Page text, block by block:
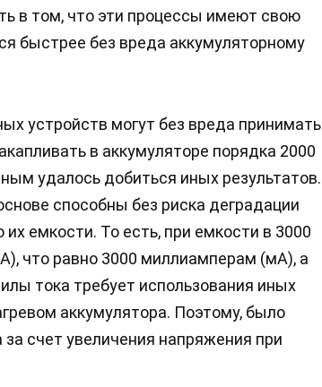
в том, что эти процессы имеют свою
быстрее без вреда аккумуляторному
устройств могут без вреда принимать
в аккумуляторе порядка 2000
удалось добиться иных результатов.
способны без риска деградации
емкости. То есть, при емкости в 3000
что равно 3000 миллиамперам (мА), а
тока требует использования иных
аккумулятора. Поэтому, было
счет увеличения напряжения при